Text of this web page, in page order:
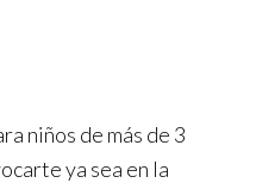
niños de más de 3
ya sea en la